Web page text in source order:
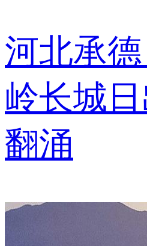
河北承
岭长城
翻涌